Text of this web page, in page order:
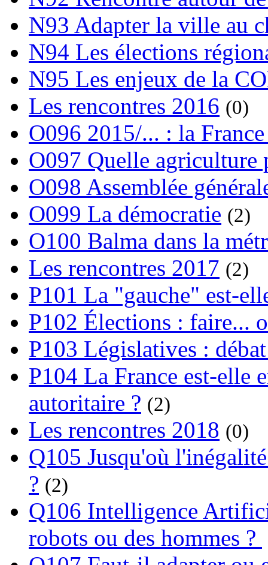
N93 Adapter la ville au
N94 Les élections
N95 Les enjeux de la
Les rencontres 2016 (0)
O096 2015/... : la
O097 Quelle agriculture
O098 Assemblée
O099 La démocratie (2)
O100 Balma dans la
Les rencontres 2017 (2)
P101 La "gauche" est-
P102 Élections : faire...
P103 Législatives :
P104 La France est-elle
autoritaire ? (2)
Les rencontres 2018 (0)
Q105 Jusqu'où
? (2)
Q106 Intelligence
robots ou des hommes ?